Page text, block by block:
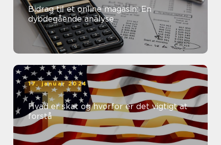
Bidrag til et online magasin: En
dybdegående analyse
17. januar 2024
Hvad er skat og hvorfor er det vigtigt at
forstå